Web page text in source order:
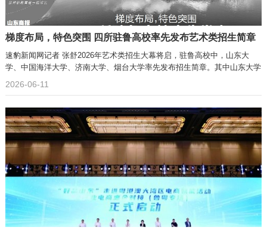
梯度布局，特色突围 四所驻鲁高校率先发布艺术类招生简章
速豹新闻网记者 张舒2026年艺术类招生大幕将启，驻鲁高校中，山东大
学、中国海洋大学、济南大学、烟台大学率先发布招生简章。其中山东大学
2026-06-11